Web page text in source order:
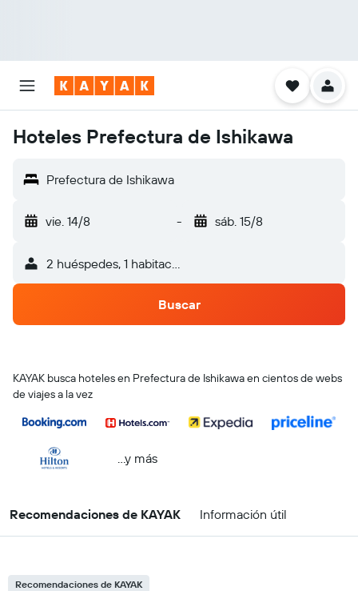
Hoteles Prefectura de Ishikawa
Prefectura de Ishikawa
vie. 14/8 - sáb. 15/8
2 huéspedes, 1 habitación
Buscar
KAYAK busca hoteles en Prefectura de Ishikawa en cientos de webs
de viajes a la vez
...y más
Recomendaciones de KAYAK Información útil
Recomendaciones de KAYAK